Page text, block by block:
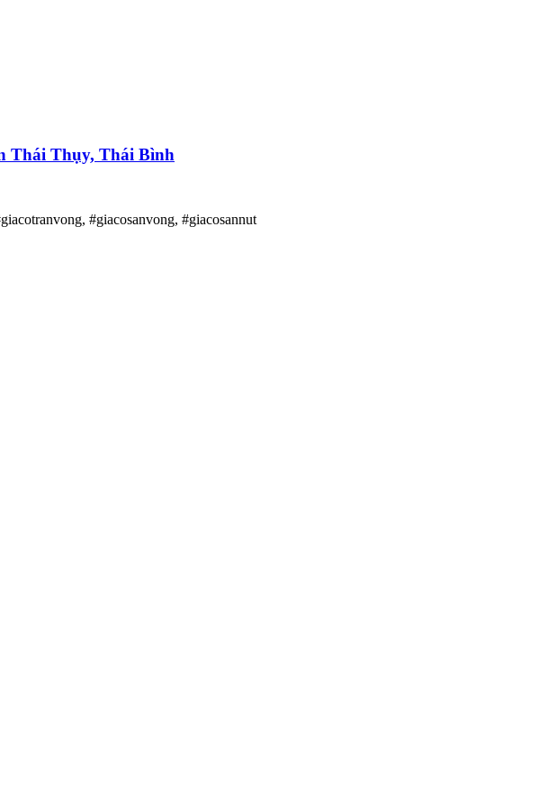
Thái Thụy, Thái Bình
#giacosanvong, #giacosannut